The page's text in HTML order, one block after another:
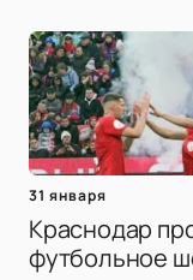
31 января
Краснодар
футбольное